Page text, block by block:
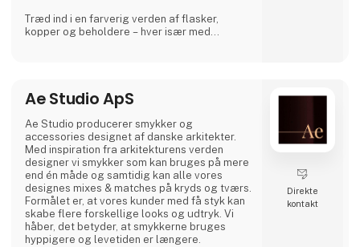
Træd ind i en farverig verden af flasker,
kopper og beholdere – hver især med
Og lige når du tror, du har set det hele,
overrasker Asobu dig igen – med nye
designs, nye karakterer og skønne detaljer,
der gør hver eneste slurk lidt sjovere. Uanse
Ae Studio ApS
Ae Studio producerer smykker og
accessories designet af danske arkitekter.
Med inspiration fra arkitekturens verden
designer vi smykker som kan bruges på mere
end én måde og samtidig kan alle vores
designes mixes & matches på kryds og tværs.
Formålet er, at vores kunder med få styk kan
skabe flere forskellige looks og udtryk. Vi
håber, det betyder, at smykkerne bruges
hyppigere og levetiden er længere.
Direkte
kontakt